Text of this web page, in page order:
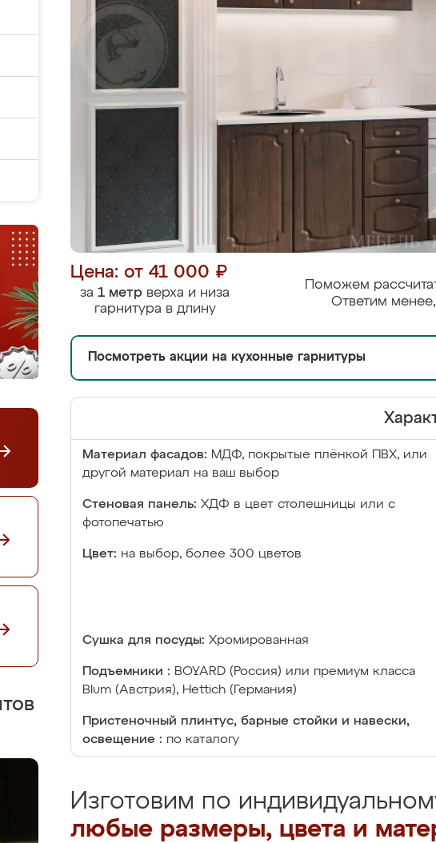
Цена: от 41 000 ₽
за 1 метр верха и низа
гарнитура в длину
Поможем
Ответим
Посмотреть акции на кухонные гарнитуры
Материал фасадов: МДФ, покрытые плёнкой ПВХ, или
другой материал на ваш выбор
Стеновая панель: ХДФ в цвет столешницы или с
фотопечатью
Цвет: на выбор, более 300 цветов
Сушка для посуды: Хромированная
Подъемники : BOYARD (Россия) или премиум класса
Blum (Австрия), Hettich (Германия)
Пристеночный плинтус, барные стойки и навески,
освещение : по каталогу
Изготовим по
любые размеры, цвета и